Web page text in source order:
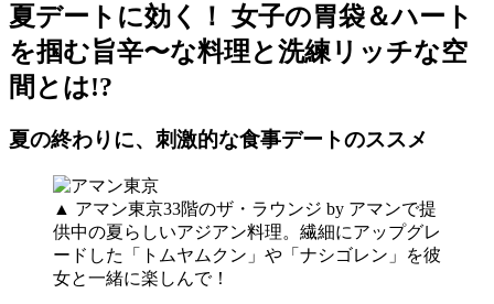
夏デートに効く！ 女子の胃袋＆ハート
を掴む旨辛〜な料理と洗練リッチな空
間とは!?
夏の終わりに、刺激的な食事デートのススメ
▲ アマン東京33階のザ・ラウンジ by アマンで提
供中の夏らしいアジアン料理。繊細にアップグレ
ードした「トムヤムクン」や「ナシゴレン」を彼
女と一緒に楽しんで！